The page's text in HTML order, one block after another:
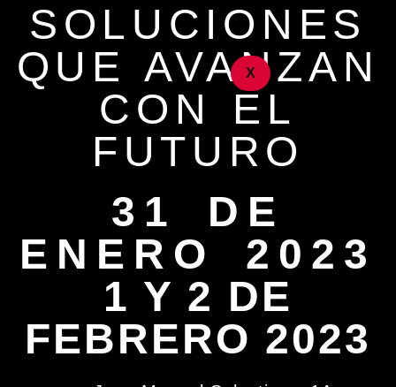
X
SOLUCIONES
QUE AVANZAN
CON EL
FUTURO
31 DE
ENERO 2023
1 Y 2 DE
FEBRERO 2023